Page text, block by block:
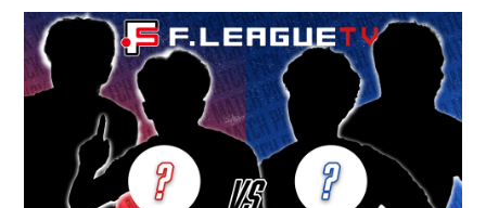
戦績表
警告・退場・出場停止選手
個人ランキング｜ゴール
個人ランキング｜シュート
個人ランキング｜シュート成功率
個人ランキング｜第2PK
ボルクバレット北九州
バサジィ大分
メットライフ生命Ｆ２リーグ
ヴォスクオーレ仙台
マルバ水戸FC
リーグ要項
クラブライセンス関連
アリーナ観戦マナー&ルール
ディビジョン1 試合記録
ディビジョン2 試合記録
Ｆリーグカップ 試合記録
リーグ統計データ
ABeam AWARD
DIVISION 01